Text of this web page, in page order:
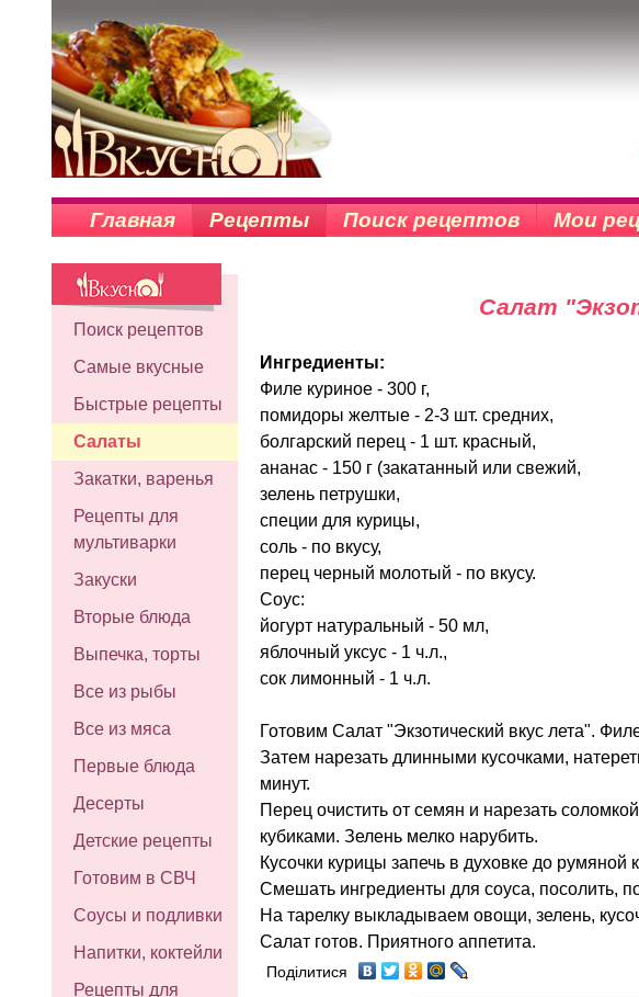
Главная Рецепты Поиск рецептов Мои
Поиск рецептов
Самые вкусные
Быстрые рецепты
Салаты
Закатки, варенья
Рецепты для
мультиварки
Закуски
Вторые блюда
Выпечка, торты
Все из рыбы
Все из мяса
Первые блюда
Десерты
Детские рецепты
Готовим в СВЧ
Соусы и подливки
Напитки, коктейли
Рецепты для
Салат
Ингредиенты:
Филе куриное - 300 г,
помидоры желтые - 2-3 шт. средних,
болгарский перец - 1 шт. красный,
ананас - 150 г (закатанный или свежий,
зелень петрушки,
специи для курицы,
соль - по вкусу,
перец черный молотый - по вкусу.
Соус:
йогурт натуральный - 50 мл,
яблочный уксус - 1 ч.л.,
сок лимонный - 1 ч.л.
Готовим Салат "Экзотический вкус лета".
Затем нарезать длинными кусочками,
минут.
Перец очистить от семян и нарезать
кубиками. Зелень мелко нарубить.
Кусочки курицы запечь в духовке до румяной
Смешать ингредиенты для соуса, посолить,
На тарелку выкладываем овощи, зелень,
Салат готов. Приятного аппетита.
Поділитися